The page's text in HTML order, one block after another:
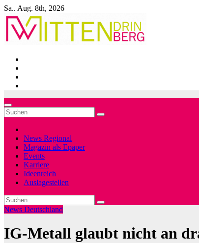
Zum
Inhalt
springen
Sa.. Aug. 8th, 2026
News Regional
Magazin als Epaper
Events
Karriere
Ideenreich
Auslagestellen
News Deutschland
IG-Metall glaubt nicht an